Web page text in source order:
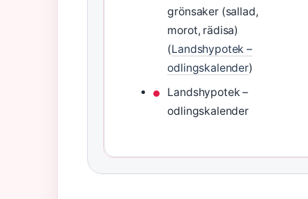
grönsaker (sallad,
morot, rädisa)
(Landshypotek –
odlingskalender)
Landshypotek –
odlingskalender